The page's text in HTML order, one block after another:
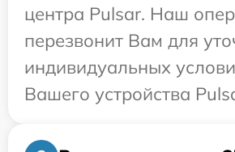
центра Pulsar. Наш
перезвонит Вам для
индивидуальных
Вашего устройства